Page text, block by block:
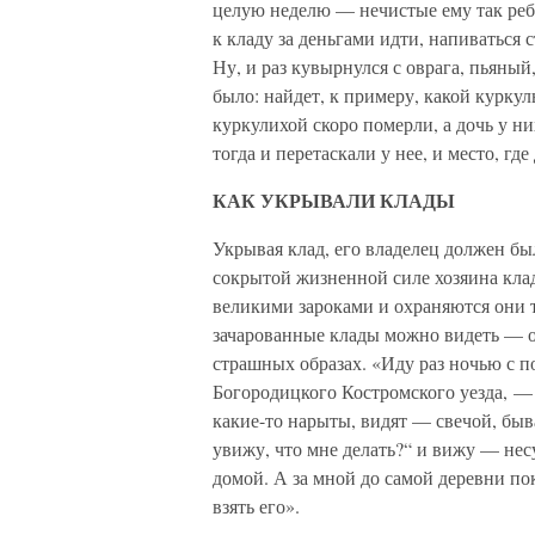
целую неделю — нечистые ему так
к кладу за деньгами идти, напиваться
Ну, и раз кувырнулся с оврага,
было: найдет, к примеру, какой
куркулихой скоро померли, а дочь у
тогда и перетаскали у нее, и место,
КАК УКРЫВАЛИ КЛАДЫ
Укрывая клад, его владелец должен
сокрытой жизненной силе хозяина
великими зароками и охраняются
зачарованные клады можно видеть —
страшных образах. «Иду раз ночью с
Богородицкого Костромского уезда,
какие-то нарыты, видят — свечой,
увижу, что мне делать?“ и вижу —
домой. А за мной до самой деревни
взять его».